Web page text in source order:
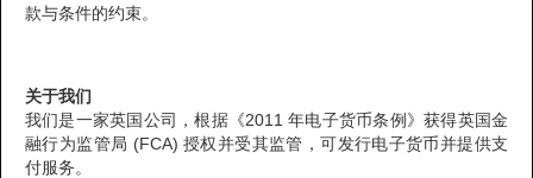
款与条件的约束。
关于我们
我们是一家英国公司，根据《2011 年电子货币条例》获得英国金
融行为监管局 (FCA) 授权并受其监管，可发行电子货币并提供支
付服务。